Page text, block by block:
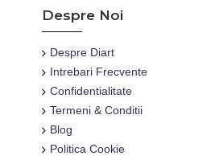
Despre Noi
Despre Diart
Intrebari Frecvente
Confidentialitate
Termeni & Conditii
Blog
Politica Cookie